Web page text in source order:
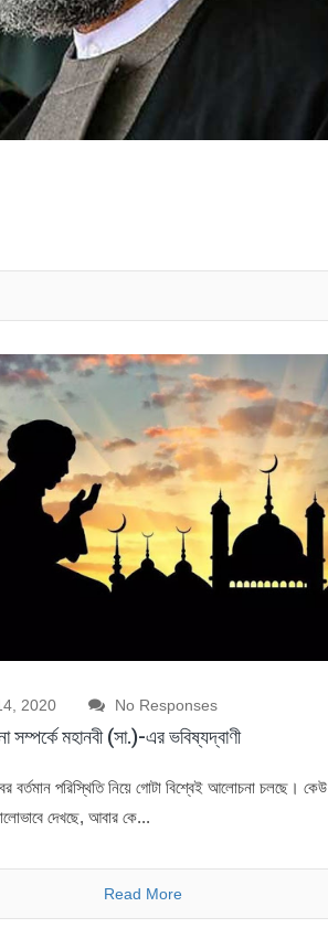
2020 No Responses
সম্পর্কে মহানবী (সা.)-এর ভবিষ্যদ্বাণী
বর্তমান পরিস্থিতি নিয়ে গোটা বিশ্বেই আলোচনা চলছে। কেউ
দেখছে, আবার কে...
Read More